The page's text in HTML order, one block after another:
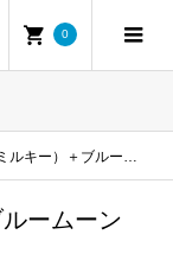
0
ムーンストーン開運パワーペンダント
ームーン